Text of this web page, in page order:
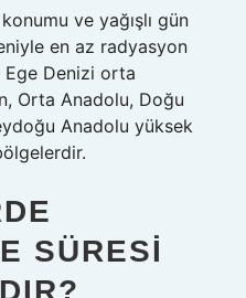
ve yağışlı gün
en az radyasyon
Denizi orta
Orta Anadolu, Doğu
Anadolu yüksek
SÜRESI